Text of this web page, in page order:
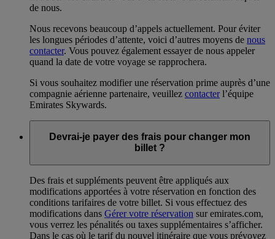
de nous.
Nous recevons beaucoup d’appels actuellement. Pour éviter
les longues périodes d’attente, voici d’autres moyens de nous
contacter. Vous pouvez également essayer de nous appeler
quand la date de votre voyage se rapprochera.
Si vous souhaitez modifier une réservation prime auprès d’une
compagnie aérienne partenaire, veuillez contacterl’équipe
Emirates Skywards.
Devrai-je payer des frais pour changer mon
billet ?
Des frais et suppléments peuvent être appliqués aux
modifications apportées à votre réservation en fonction des
conditions tarifaires de votre billet. Si vous effectuez des
modifications dans Gérer votre réservation sur emirates.com,
vous verrez les pénalités ou taxes supplémentaires s’afficher.
Dans le cas où le tarif du nouvel itinéraire que vous prévoyez